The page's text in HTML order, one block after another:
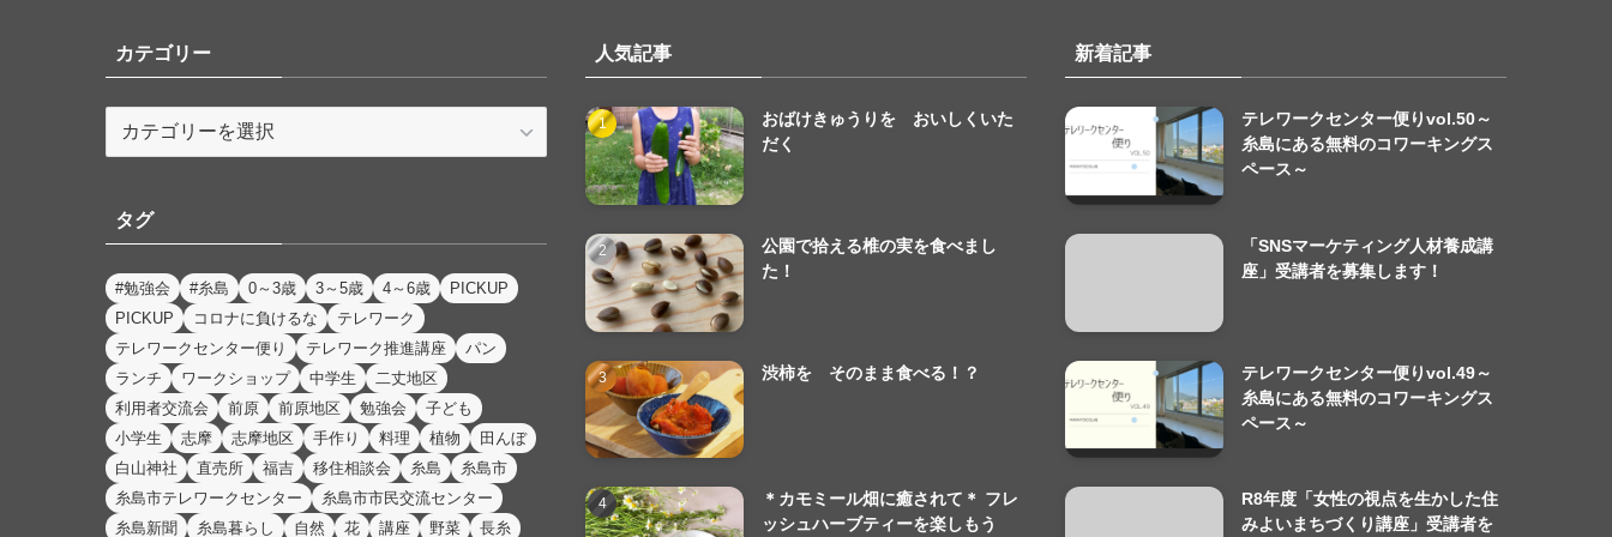
カテゴリー
リ
ー
タグ
#勉強会 #糸島 0～3歳 3～5歳 4～6歳
PICKUP
PICKUP
コロナに負けるな
テレワーク
テレワークセンター便り
テレワーク推進講座
パン
ランチ
ワークショップ 中学生
二丈地区
利用者交流会
前原 前原地区 勉強会
子ども
小学生
志摩 志摩地区 手作り 料理 植物
田んぼ
白山神社
直売所 福吉 移住相談会 糸島
糸島市
糸島市テレワークセンター
糸島市市民交流センター
糸島新聞
糸島暮らし 自然 花 講座 野菜 長糸
人気記事
おばけきゅうりを おいしくいた
だく
公園で拾える椎の実を食べまし
た！
渋柿を そのまま食べる！？
＊カモミール畑に癒されて＊ フレ
ッシュハーブティーを楽しもう
新着記事
テレワークセンター便りvol.50～
糸島にある無料のコワーキングス
ペース～
「SNSマーケティング人材養成講
座」受講者を募集します！
テレワークセンター便りvol.49～
糸島にある無料のコワーキングス
ペース～
R8年度「女性の視点を生かした住
みよいまちづくり講座」受講者を